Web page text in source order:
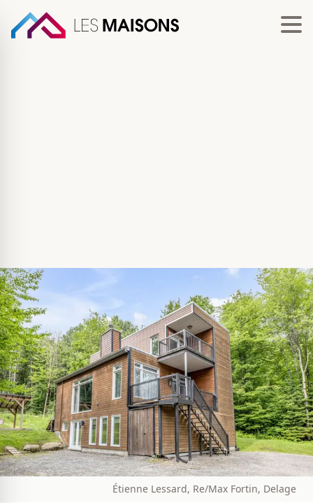
Étienne Lessard, Re/Max Fortin, Delage